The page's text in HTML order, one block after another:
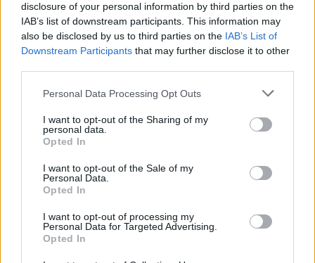
disclosure of your personal information by third parties on the
IAB’s list of downstream participants. This information may
also be disclosed by us to third parties on the IAB’s List of
Downstream Participants that may further disclose it to other
Personal Data Processing Opt Outs
I want to opt-out of the Sharing of my
personal data.
Opted In
I want to opt-out of the Sale of my
Personal Data.
Opted In
I want to opt-out of processing my
Personal Data for Targeted Advertising.
Opted In
07.08.2026 / 15:00
Франция ще забрани рекламните
обаждания без съгласието на